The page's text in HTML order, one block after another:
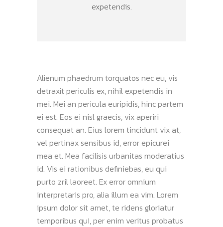
expetendis.
Alienum phaedrum torquatos nec eu, vis
detraxit periculis ex, nihil expetendis in
mei. Mei an pericula euripidis, hinc partem
ei est. Eos ei nisl graecis, vix aperiri
consequat an. Eius lorem tincidunt vix at,
vel pertinax sensibus id, error epicurei
mea et. Mea facilisis urbanitas moderatius
id. Vis ei rationibus definiebas, eu qui
purto zril laoreet. Ex error omnium
interpretaris pro, alia illum ea vim. Lorem
ipsum dolor sit amet, te ridens gloriatur
temporibus qui, per enim veritus probatus